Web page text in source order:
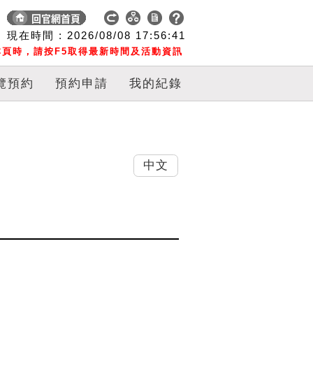
現在時間 : 2026/08/08 17:56:42
時，請按F5取得最新時間及活動資訊
預約 預約申請 我的紀錄